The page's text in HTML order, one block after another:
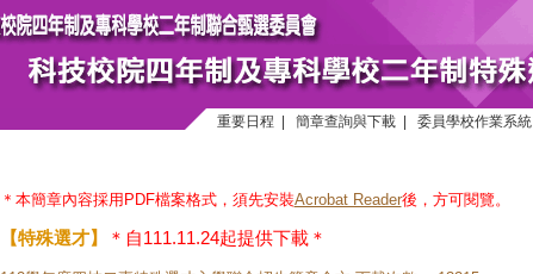
重要日程 簡章查詢與下載 委員學校作業系統
＊本簡章內容採用PDF檔案格式，須先安裝Acrobat Reader後，方可閱覽。
【特殊選才】 ＊自111.11.24起提供下載＊